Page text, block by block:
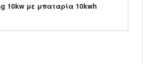
10kw με μπαταρία 10kwh